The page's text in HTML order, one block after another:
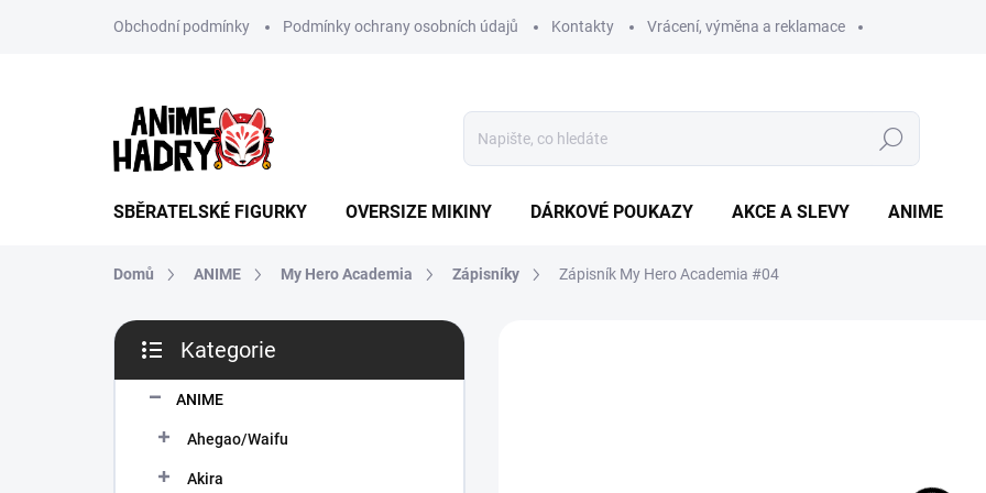
Obchodní podmínky Podmínky ochrany osobních údajů Kontakty Vrácení, výměna a reklamace
Hledat
SBĚRATELSKÉ FIGURKY OVERSIZE MIKINY DÁRKOVÉ POUKAZY AKCE A SLEVY ANIME
Domů ANIME My Hero Academia Zápisníky Zápisník My Hero Academia #04
P
s
kategorie
Kategorie
ANIME
Ahegao/Waifu
Akira